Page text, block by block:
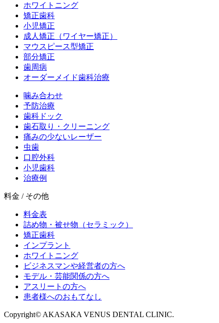
ホワイトニング
矯正歯科
小児矯正
成人矯正（ワイヤー矯正）
マウスピース型矯正
部分矯正
歯周病
オーダーメイド歯科治療
噛み合わせ
予防治療
歯科ドック
歯石取り・クリーニング
痛みの少ないレーザー
虫歯
口腔外科
小児歯科
治療例
料金 / その他
料金表
詰め物・被せ物（セラミック）
矯正歯科
インプラント
ホワイトニング
ビジネスマンや経営者の方へ
モデル・芸能関係の方へ
アスリートの方へ
患者様へのおもてなし
Copyright©︎ AKASAKA VENUS DENTAL CLINIC.